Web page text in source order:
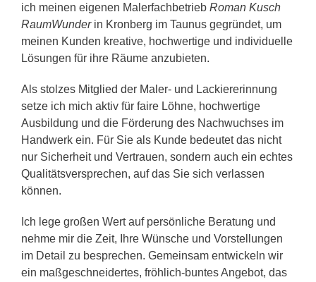
ich meinen eigenen Malerfachbetrieb Roman Kusch
RaumWunderin Kronberg im Taunus gegründet, um
meinen Kunden kreative, hochwertige und individuelle
Lösungen für ihre Räume anzubieten.
Als stolzes Mitglied der Maler- und Lackiererinnung
setze ich mich aktiv für faire Löhne, hochwertige
Ausbildung und die Förderung des Nachwuchses im
Handwerk ein. Für Sie als Kunde bedeutet das nicht
nur Sicherheit und Vertrauen, sondern auch ein echtes
Qualitätsversprechen, auf das Sie sich verlassen
können.
Ich lege großen Wert auf persönliche Beratung und
nehme mir die Zeit, Ihre Wünsche und Vorstellungen
im Detail zu besprechen. Gemeinsam entwickeln wir
ein maßgeschneidertes, fröhlich-buntes Angebot, das